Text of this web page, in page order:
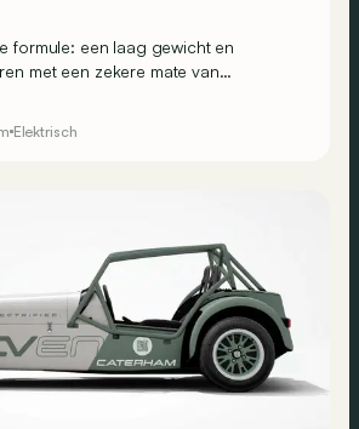
formule: een laag gewicht en
met een zekere mate van
Elektrisch